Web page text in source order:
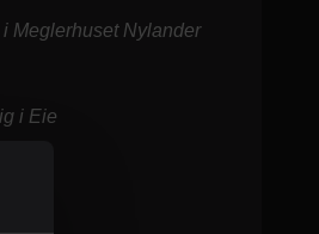
Meglerhuset Nylander
i Eie